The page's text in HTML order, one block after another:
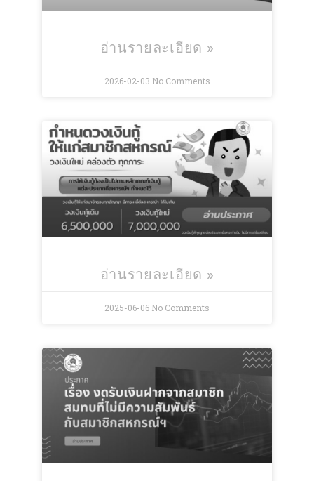
อ่านรายละเอียด »
2026-02-03 No Comments
อ่านรายละเอียด »
2025-06-06 No Comments